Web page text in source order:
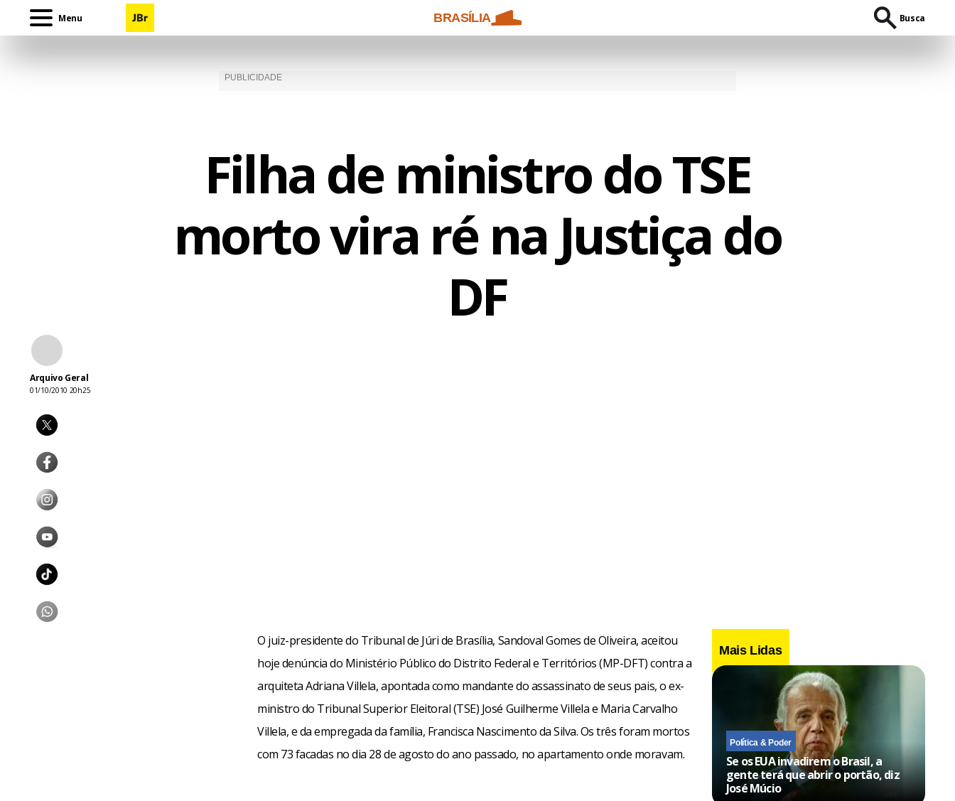
Menu BRASÍLIA Busca
Filha de ministro do TSE
morto vira ré na Justiça do
DF
Arquivo Geral
01/10/2010 20h25
O juiz-presidente do Tribunal de Júri de Brasília, Sandoval Gomes de Oliveira, aceitou
hoje denúncia do Ministério Público do Distrito Federal e Territórios (MP-DFT) contra a
arquiteta Adriana Villela, apontada como mandante do assassinato de seus pais, o ex-
ministro do Tribunal Superior Eleitoral (TSE) José Guilherme Villela e Maria Carvalho
Villela, e da empregada da família, Francisca Nascimento da Silva. Os três foram mortos
com 73 facadas no dia 28 de agosto do ano passado, no apartamento onde moravam.
Mais Lidas
Política & Poder
Se os EUA invadirem o Brasil, a
gente terá que abrir o portão, diz
José Múcio